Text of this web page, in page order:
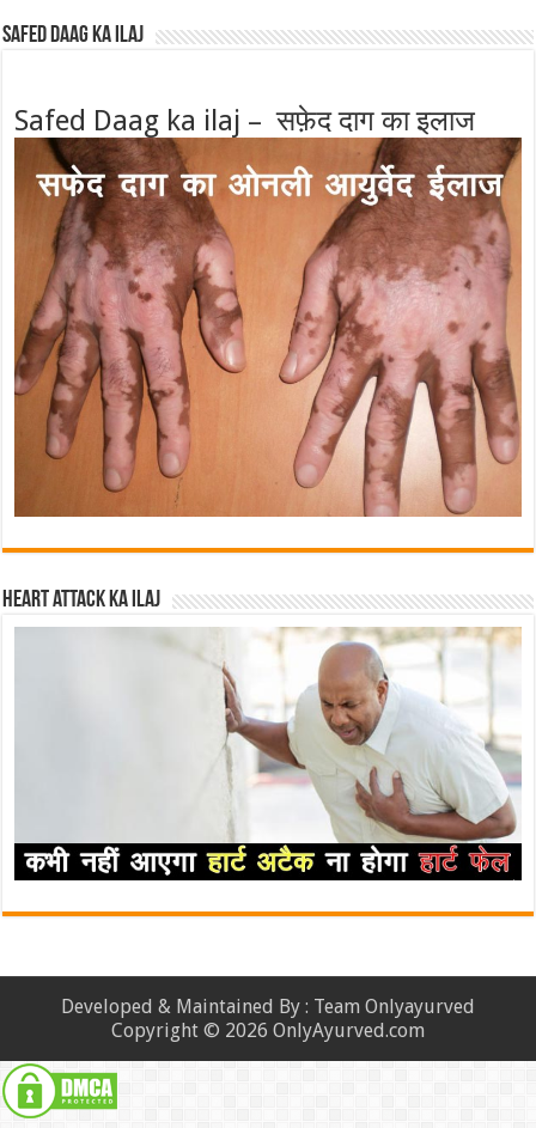
Safed Daag ka ilaj
Safed Daag ka ilaj – सफ़ेद दाग का इलाज
Heart attack ka ilaj
Developed & Maintained By : Team Onlyayurved
Copyright © 2026 OnlyAyurved.com